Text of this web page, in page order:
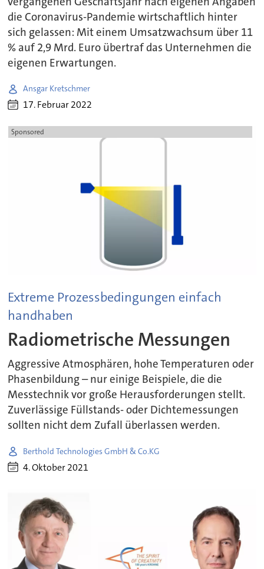
die Coronavirus-Pandemie wirtschaftlich hinter
sich gelassen: Mit einem Umsatzwachsum über 11
% auf 2,9 Mrd. Euro übertraf das Unternehmen die
eigenen Erwartungen.
Ansgar Kretschmer
17. Februar 2022
Sponsored
Extreme Prozessbedingungen einfach
handhaben
Radiometrische Messungen
Aggressive Atmosphären, hohe Temperaturen oder
Phasenbildung – nur einige Beispiele, die die
Messtechnik vor große Herausforderungen stellt.
Zuverlässige Füllstands- oder Dichtemessungen
sollten nicht dem Zufall überlassen werden.
Berthold Technologies GmbH & Co.KG
4. Oktober 2021